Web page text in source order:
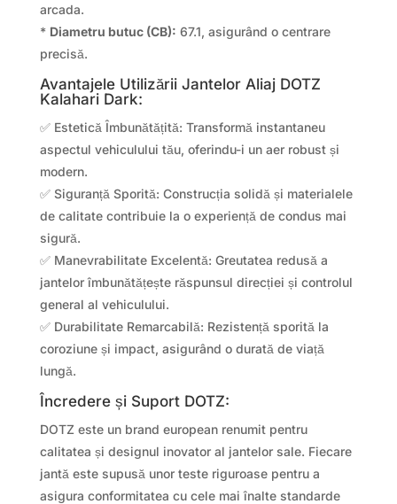
arcada.
* Diametru butuc (CB): 67.1, asigurând o centrare
precisă.
Avantajele Utilizării Jantelor Aliaj DOTZ
Kalahari Dark:
✅ Estetică Îmbunătățită: Transformă instantaneu
aspectul vehiculului tău, oferindu-i un aer robust și
modern.
✅ Siguranță Sporită: Construcția solidă și materialele
de calitate contribuie la o experiență de condus mai
sigură.
✅ Manevrabilitate Excelentă: Greutatea redusă a
jantelor îmbunătățește răspunsul direcției și controlul
general al vehiculului.
✅ Durabilitate Remarcabilă: Rezistență sporită la
coroziune și impact, asigurând o durată de viață
lungă.
Încredere și Suport DOTZ:
DOTZ este un brand european renumit pentru
calitatea și designul inovator al jantelor sale. Fiecare
jantă este supusă unor teste riguroase pentru a
asigura conformitatea cu cele mai înalte standarde